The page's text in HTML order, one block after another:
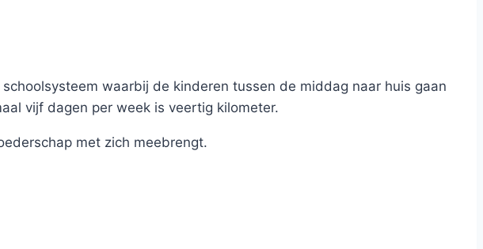
waarbij de kinderen tussen de middag naar huis gaan
vijf dagen per week is veertig kilometer.
met zich meebrengt.